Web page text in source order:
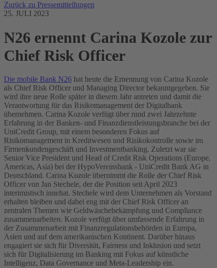
Zurück zu Pressemitteilungen
25. JULI 2023
N26 ernennt Carina Kozole zur
Chief Risk Officer
Die mobile Bank N26 hat heute die Ernennung von Carina Kozole
als Chief Risk Officer und Managing Director bekanntgegeben. Sie
wird ihre neue Rolle später in diesem Jahr antreten und damit die
Verantwortung für das Risikomanagement der Digitalbank
übernehmen. Carina Kozole verfügt über rund zwei Jahrzehnte
Erfahrung in der Banken- und Finanzdienstleistungsbranche bei der
UniCredit Group, mit einem besonderen Fokus auf
Risikomanagement in Kreditwesen und Risikokontrolle sowie im
Firmenkundengeschäft und Investmentbanking. Zuletzt war sie
Senior Vice President und Head of Credit Risk Operations (Europe,
Americas, Asia) bei der HypoVereinsbank - UniCredit Bank AG in
Deutschland. Carina Kozole übernimmt die Rolle der Chief Risk
Officer von Jan Stechele, der die Position seit April 2023
interimistisch innehat. Stechele wird dem Unternehmen als Vorstand
erhalten bleiben und dabei eng mit der Chief Risk Officer an
zentralen Themen wie Geldwäschebekämpfung und Compliance
zusammenarbeiten. Kozole verfügt über umfassende Erfahrung in
der Zusammenarbeit mit Finanzregulationsbehörden in Europa,
Asien und auf dem amerikanischen Kontinent. Darüber hinaus
engagiert sie sich für Diversität, Fairness und Inklusion und setzt
sich für Digitalisierung im Banking mit Fokus auf künstliche
Intelligenz, Data Governance und Meta-Leadership ein.